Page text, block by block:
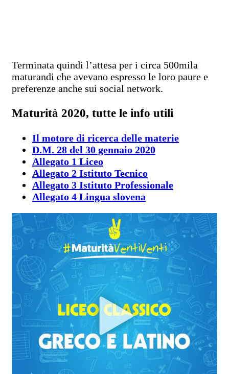
Terminata quindi l’attesa per i circa 500mila
maturandi che avevano espresso le loro paure e
preferenze anche sui social network.
Maturità 2020, tutte le info utili
Il motore di ricerca delle materie
D.M. 28 del 30 gennaio 2020
Allegato 1 Liceo
Allegato 2 Istituto Tecnico
Allegato 3 Istituto Professionale
Allegato 4 Lingua slovena